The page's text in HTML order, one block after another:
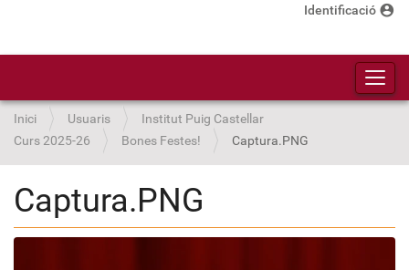
Identificació account_circle
Inici Usuaris
Institut Puig Castellar
Curs 2025-26
Bones Festes! Captura.PNG
Captura.PNG